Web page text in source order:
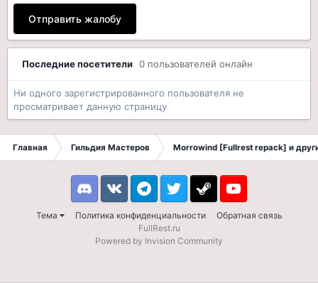
Отправить жалобу
Последние посетители 0 пользователей онлайн
Ни одного зарегистрированного пользователя не
просматривает данную страницу
Главная Гильдия Мастеров Morrowind [Fullrest repack] и
Тема Политика конфиденциальности Обратная связь
DiscordVK TelegramTwitter Steam Youtube
FullRest.ru
Powered by Invision Community